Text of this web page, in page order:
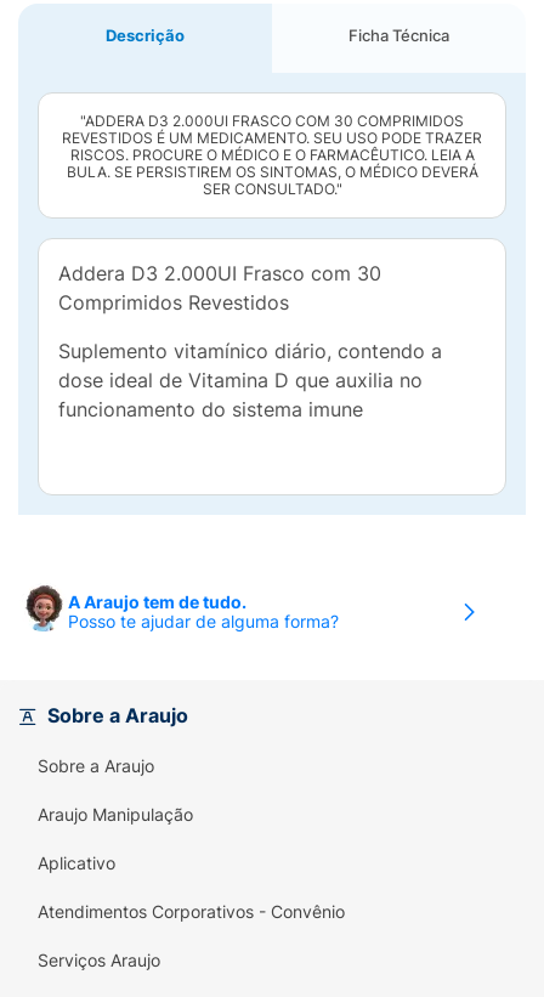
Descrição Ficha Técnica
"ADDERA D3 2.000UI FRASCO COM 30 COMPRIMIDOS
REVESTIDOS É UM MEDICAMENTO. SEU USO PODE TRAZER
RISCOS. PROCURE O MÉDICO E O FARMACÊUTICO. LEIA A
BULA. SE PERSISTIREM OS SINTOMAS, O MÉDICO DEVERÁ
SER CONSULTADO."
Addera D3 2.000UI Frasco com 30
Comprimidos Revestidos
Suplemento vitamínico diário, contendo a
dose ideal de Vitamina D que auxilia no
funcionamento do sistema imune
A Araujo tem de tudo.
Posso te ajudar de alguma forma?
Sobre a Araujo
Sobre a Araujo
Araujo Manipulação
Aplicativo
Atendimentos Corporativos - Convênio
Serviços Araujo